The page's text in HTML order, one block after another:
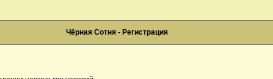
Чёрная Сотня - Регистрация